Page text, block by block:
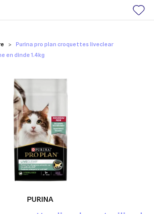
Purina pro plan croquettes liveclear
en dinde 1.4kg
PURINA